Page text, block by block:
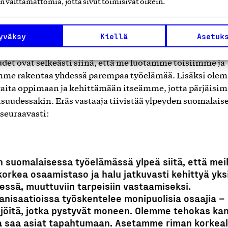
välttämättömiä, jotta sivut toimisivat oikein.
Kiellä
yhteiset pelisäännöt ja lupausten lunastaminen.
jotka edustivat työntekijöitä, korostivat hyviä
ovat selkeästi siinä, että me luotamme toisiimme ja
rakentaa yhdessä parempaa työelämää. Lisäksi
oppimaan ja kehittämään itseämme, jotta
Eräs vastaaja tiivistää ylpeyden
suomalaisessa työelämässä ylpeä siitä, että
osaamistaso ja halu jatkuvasti kehittyä
muuttuviin tarpeisiin vastaamiseksi.
työskentelee monipuolisia osaajia –
jotka pystyvät moneen. Olemme tehokas
saa asiat tapahtumaan. Asetamme riman